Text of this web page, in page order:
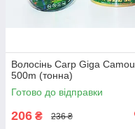
Волосінь Carp Giga Camou
500m (тонна)
Готово до відправки
206 ₴ 236 ₴